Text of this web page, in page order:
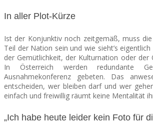
In aller Plot-Kürze
Ist der Konjunktiv noch zeitgemäß, muss
Teil der Nation sein und wie sieht’s
der Gemütlichkeit, der Kulturnation oder der
In Österreich werden redundante
Ausnahmekonferenz gebeten. Das
entscheiden, wer bleiben darf und wer
einfach und freiwillig räumt keine Mentalität
„Ich habe heute leider kein Foto für